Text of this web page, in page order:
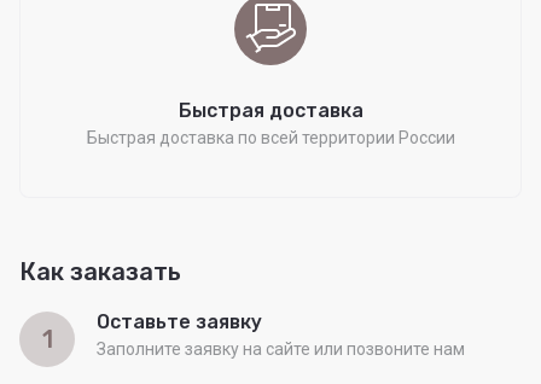
Быстрая доставка
Быстрая доставка по всей территории России
Как заказать
1
Оставьте заявку
Заполните заявку на сайте или позвоните нам